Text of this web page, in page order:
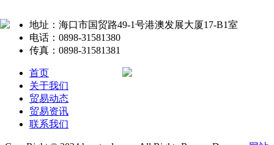
地址：海口市国贸路49-1号港澳发展大厦17-B1室
电话：0898-31581380
传真：0898-31581381
首页
关于我们
贸易动态
贸易资讯
联系我们